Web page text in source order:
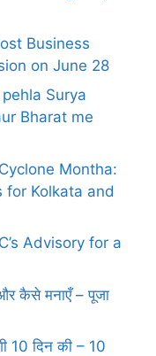
Business
on June 28
Surya
Bharat me
Montha:
for Kolkata and
Advisory for a
कैसे मनाएँ – पूजा
10 दिन की – 10